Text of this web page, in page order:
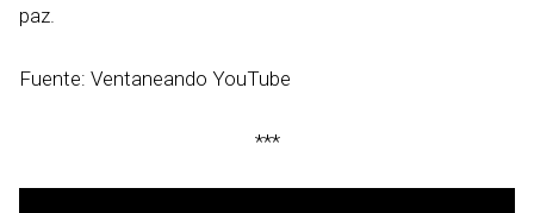
paz.
Fuente: Ventaneando YouTube
***